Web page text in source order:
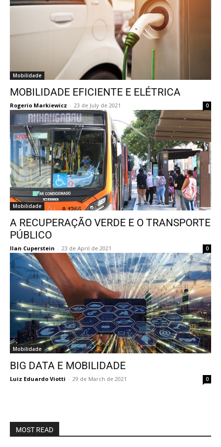
Mobilidade
MOBILIDADE EFICIENTE E ELÉTRICA
Rogerio Markiewicz - 23 de July de 2021 0
Mobilidade
A RECUPERAÇÃO VERDE E O TRANSPORTE
PÚBLICO
Ilan Cuperstein - 23 de April de 2021 0
Mobilidade
BIG DATA E MOBILIDADE
Luiz Eduardo Viotti - 29 de March de 2021 0
MOST READ